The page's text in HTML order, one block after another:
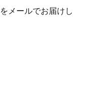
メールでお届けし